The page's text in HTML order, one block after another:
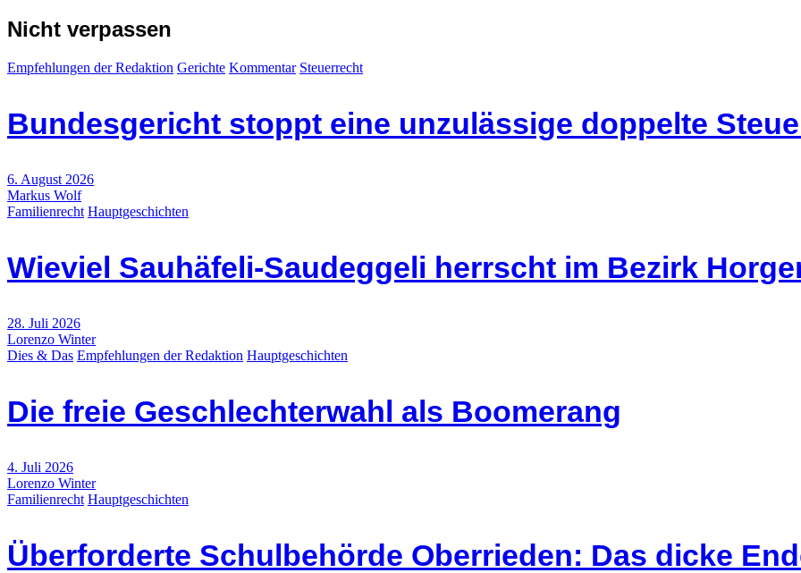
Nicht verpassen
Empfehlungen der Redaktion Gerichte Kommentar Steuerrecht
Bundesgericht stoppt eine unzulässige doppelte
6. August 2026
Markus Wolf
Familienrecht Hauptgeschichten
Wieviel Sauhäfeli-Saudeggeli herrscht im Bezirk
28. Juli 2026
Lorenzo Winter
Dies & Das Empfehlungen der Redaktion Hauptgeschichten
Die freie Geschlechterwahl als Boomerang
4. Juli 2026
Lorenzo Winter
Familienrecht Hauptgeschichten
Überforderte Schulbehörde Oberrieden: Das dicke